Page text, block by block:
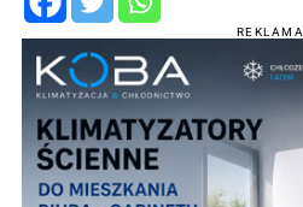
REKLAMA